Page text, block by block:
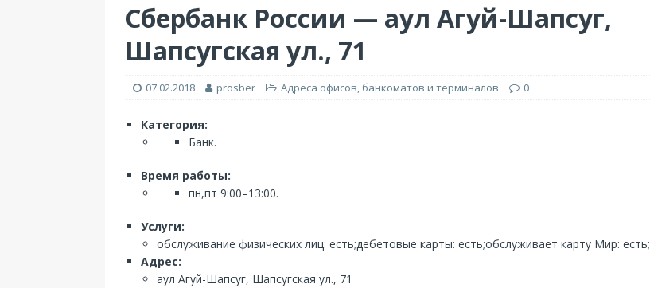
Сбербанк России — аул Агуй-Шапсуг,
Шапсугская ул., 71
07.02.2018 prosber Адреса офисов, банкоматов и терминалов 0
Категория:
Банк.
Время работы:
пн,пт 9:00–13:00.
Услуги:
обслуживание физических лиц: есть;дебетовые карты: есть;обслуживает карту Мир: есть;
Адрес:
аул Агуй-Шапсуг, Шапсугская ул., 71